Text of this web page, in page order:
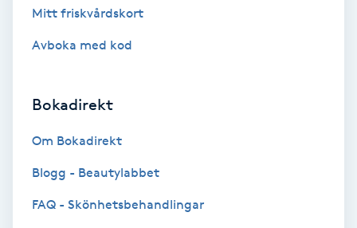
Face framing
Fet hårbotten
Fibromassage
Mitt friskvårdskort
Avboka med kod
Bokadirekt
Om Bokadirekt
Blogg - Beautylabbet
FAQ - Skönhetsbehandlingar